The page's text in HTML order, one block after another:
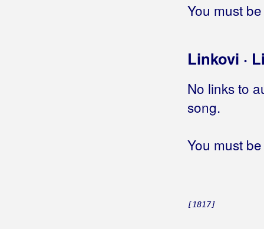
You must
Linkovi ·
No links to
song.
You must
[1817]